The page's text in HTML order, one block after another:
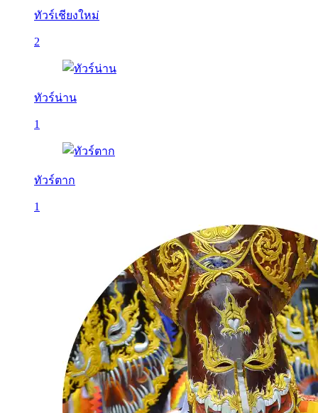
ทัวร์เชียงใหม่
2
ทัวร์น่าน
1
ทัวร์ตาก
1